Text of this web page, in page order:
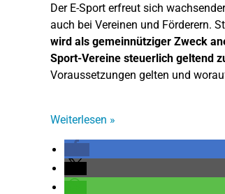
Der E-Sport erfreut sich
auch bei Vereinen und Förderern.
wird als gemeinnütziger Zweck
Sport-Vereine steuerlich geltend
Voraussetzungen gelten und
Weiterlesen »